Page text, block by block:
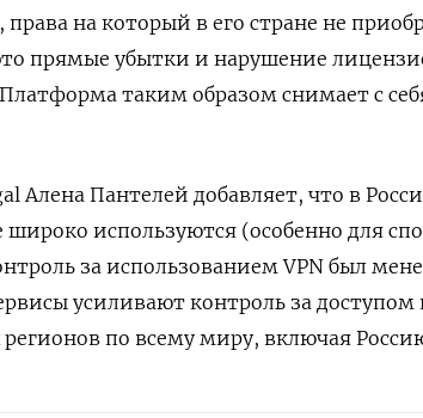
права на который в его стране не
прямые убытки и нарушение
таким образом снимает с
Алена Пантелей добавляет, что в
используются (особенно для
за использованием VPN был
усиливают контроль за доступом
по всему миру, включая